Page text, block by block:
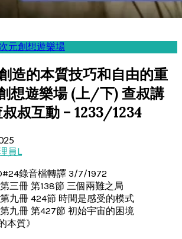
元創想遊樂場
造的本質技巧和自由的重
想遊樂場 (上/下) 查叔講
叔互動 – 1233/1234
員L
錄音檔轉譯 3/7/1972
三冊 第138節 三個兩難之局
九冊 424節 時間是感受的模式
九冊 第427節 初始宇宙的困境
本質》